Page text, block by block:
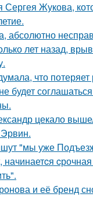
Сергея Жукова,
абсолютно
лет назад,
что
будет
цекало
"мы уже
начинаетcя
и её бренд